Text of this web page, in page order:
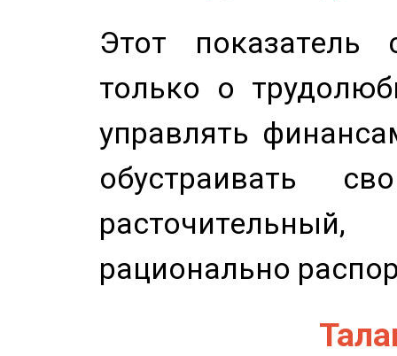
Этот показатель
только о
управлять
обустраивать
рационально